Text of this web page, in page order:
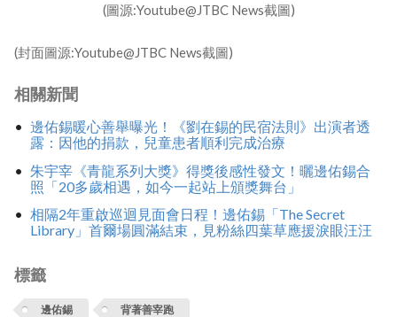
(圖源:Youtube@JTBC News截圖)
(封面圖源:Youtube@JTBC News截圖)
相關新聞
邊佑錫暖心善舉曝光！《劉在錫的民宿法則》出演者透
露：因他的捐款，兒童患者順利完成治療
朱宇宰《青龍系列大獎》得獎後感性發文！曬邊佑錫合
照「20多歲相遇，如今一起站上頒獎舞台」
相隔2年重啟巡迴見面會日程！邊佑錫「The Secret
Library」首爾場圓滿結束，見粉絲四葉草應援淚眼汪汪
標籤
邊佑錫 背著善宰跑